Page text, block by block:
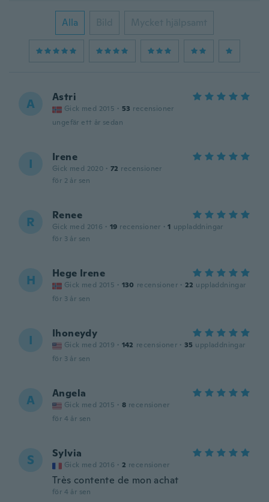
Alla Bild Mycket hjälpsamt
A Astri
Gick med 2015 · 53 recensioner
ungefär ett år sedan
I Irene
Gick med 2020 · 72 recensioner
för 2 år sen
R Renee
Gick med 2016 · 19 recensioner · 1 uppladdningar
för 3 år sen
H Hege Irene
Gick med 2015 · 130 recensioner · 22 uppladdningar
för 3 år sen
I Ihoneydy
Gick med 2019 · 142 recensioner · 35 uppladdningar
för 3 år sen
A Angela
Gick med 2015 · 8 recensioner
för 4 år sen
S Sylvia
Gick med 2016 · 2 recensioner
Très contente de mon achat
för 4 år sen